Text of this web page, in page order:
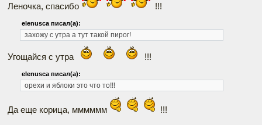
Леночка, спасибо !!!
elenusca писал(а):
захожу с утра а тут такой пирог!
Угощайся с утра !!!
elenusca писал(а):
орехи и яблоки это что то!!!
Да еще корица, мммммм !!!